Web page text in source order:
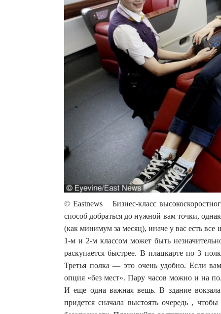
© Eastnews Бизнес-класс
способ добраться до нужной вам точки,
(как минимум за месяц), иначе у вас есть
1-м и 2-м классом может быть
раскупается быстрее. В плацкарте по 3
Третья полка — это очень удобно. Если
опция «без мест». Пару часов можно и на
И еще одна важная вещь. В здание
придется сначала выстоять очередь ,